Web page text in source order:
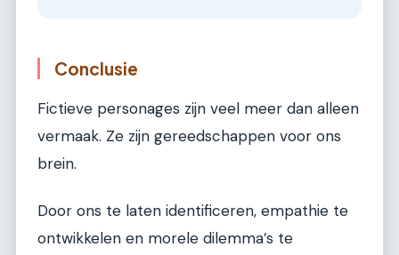
Conclusie
Fictieve personages zijn veel meer dan alleen
vermaak. Ze zijn gereedschappen voor ons
brein.
Door ons te laten identificeren, empathie te
ontwikkelen en morele dilemma’s te